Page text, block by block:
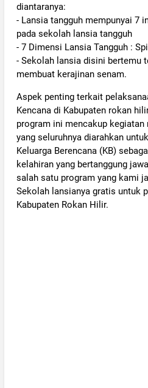
diantaranya:
- Lansia tangguh mempunyai 7
pada sekolah lansia tangguh
- 7 Dimensi Lansia Tangguh :
- Sekolah lansia disini bertemu
membuat kerajinan senam.
Aspek penting terkait
Kencana di Kabupaten rokan
program ini mencakup
yang seluruhnya diarahkan
Keluarga Berencana (KB)
kelahiran yang bertanggung
salah satu program yang kami
Sekolah lansianya gratis untuk
Kabupaten Rokan Hilir.